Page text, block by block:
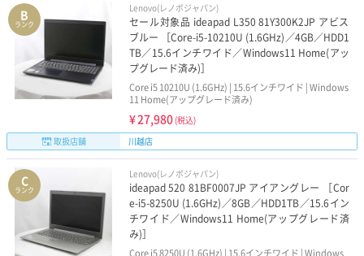
B
ランク
Lenovo(レノボジャパン)
セール対象品 ideapad L350 81Y300K2JP アビス
ブルー ［Core-i5-10210U (1.6GHz)／4GB／HDD1
TB／15.6インチワイド／Windows11 Home(アッ
プグレード済み)］
Core i5 10210U (1.6GHz) | 15.6インチワイド | Windows
11 Home(アップグレード済み)
¥27,980 (税込)
取扱店舗
川越店
C
ランク
Lenovo(レノボジャパン)
ideapad 520 81BF0007JP アイアングレー ［Cor
e-i5-8250U (1.6GHz)／8GB／HDD1TB／15.6イン
チワイド／Windows11 Home(アップグレード済
み)］
Core i5 8250U (1.6GHz) | 15.6インチワイド | Windows